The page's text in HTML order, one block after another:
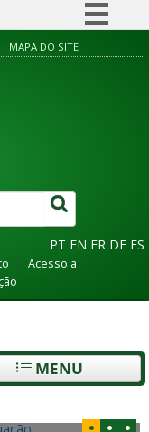
Simplifique!
Canais
MAPA DO SITE
PT EN FR DE ES
Acesso a
MENU